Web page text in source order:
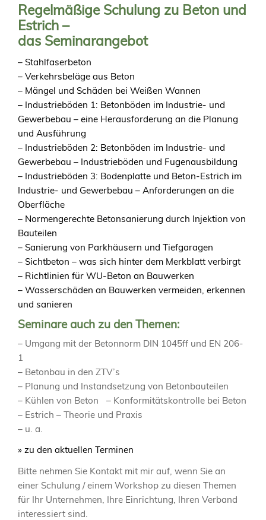
Regelmäßige Schulung zu Beton und
Estrich –
das Seminarangebot
– Stahlfaserbeton
– Verkehrsbeläge aus Beton
– Mängel und Schäden bei Weißen Wannen
– Industrieböden 1: Betonböden im Industrie- und
Gewerbebau – eine Herausforderung an die Planung
und Ausführung
– Industrieböden 2: Betonböden im Industrie- und
Gewerbebau – Industrieböden und Fugenausbildung
– Industrieböden 3: Bodenplatte und Beton-Estrich im
Industrie- und Gewerbebau – Anforderungen an die
Oberfläche
– Normengerechte Betonsanierung durch Injektion von
Bauteilen
– Sanierung von Parkhäusern und Tiefgaragen
– Sichtbeton – was sich hinter dem Merkblatt verbirgt
– Richtlinien für WU-Beton an Bauwerken
– Wasserschäden an Bauwerken vermeiden, erkennen
und sanieren
Seminare auch zu den Themen:
– Umgang mit der Betonnorm DIN 1045ff und EN 206-
1
– Betonbau in den ZTV’s
– Planung und Instandsetzung von Betonbauteilen
– Kühlen von Beton – Konformitätskontrolle bei Beton
– Estrich – Theorie und Praxis
– u. a.
» zu den aktuellen Terminen
Bitte nehmen Sie Kontakt mit mir auf, wenn Sie an
einer Schulung / einem Workshop zu diesen Themen
für Ihr Unternehmen, Ihre Einrichtung, Ihren Verband
interessiert sind.